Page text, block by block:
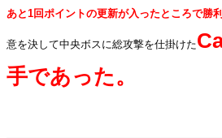
あと1回ポイントの更新が入ったところで勝利
意を決して中央ボスに総攻撃を仕掛けた
手であった。